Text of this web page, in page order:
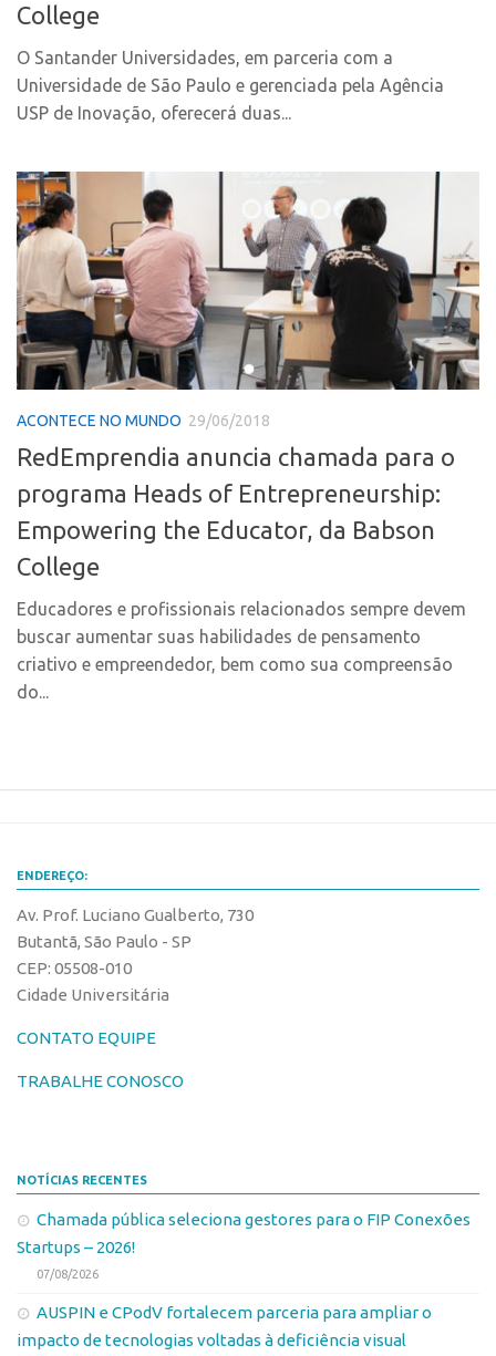
Polo São Carlos
Programas
PGI-USP
Conexão USP
Conexão Inter-USP
Leis e Normas
Portal do Inventor
Inteligência Competitiva
Editais
Pesquisa na USP
EMBRAPIIs
CEPIDs
CPEs
INCTs
PRPI/USP
Eventos
Edição 2025
Edição 2021
Edição 2017
Inovação em Números
Propriedade Intelectual
Formas de Proteção
Patentes
Institucional
Coordenação
Polos
Polo Capital
Polo Ribeirão Preto
Polo São Carlos
Programas
Bolsa Empreendedorismo
Bolsa Startup USP
PGI-USP
Conexão USP
Conexão Inter-USP
Leis e Normas
Portal do Inventor
Inteligência Competitiva
Editais
Pesquisa na USP
EMBRAPIIs
InovaUSP
Eventos
Agenda AUSPIN
Fala Inovação
Premiações
Edição 2019
Edição 2017
Inovação em Números
Hub USP Inovação
College
O Santander Universidades, em parceria com a
Universidade de São Paulo e gerenciada pela Agência
USP de Inovação, oferecerá duas...
ACONTECE NO MUNDO 29/06/2018
RedEmprendia anuncia chamada para o
programa Heads of Entrepreneurship:
Empowering the Educator, da Babson
College
Educadores e profissionais relacionados sempre devem
buscar aumentar suas habilidades de pensamento
criativo e empreendedor, bem como sua compreensão
do...
ENDEREÇO:
Av. Prof. Luciano Gualberto, 730
Butantã, São Paulo - SP
CEP: 05508-010
Cidade Universitária
CONTATO EQUIPE
TRABALHE CONOSCO
NOTÍCIAS RECENTES
Chamada pública seleciona gestores para o FIP Conexões
Startups – 2026!
07/08/2026
AUSPIN e CPodV fortalecem parceria para ampliar o
impacto de tecnologias voltadas à deficiência visual